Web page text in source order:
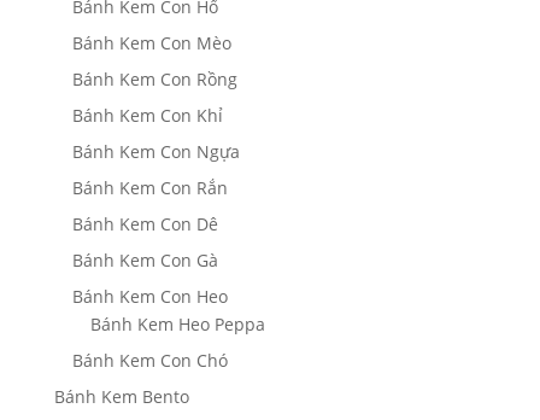
Bánh Kem Con Hổ
Bánh Kem Con Mèo
Bánh Kem Con Rồng
Bánh Kem Con Khỉ
Bánh Kem Con Ngựa
Bánh Kem Con Rắn
Bánh Kem Con Dê
Bánh Kem Con Gà
Bánh Kem Con Heo
Bánh Kem Heo Peppa
Bánh Kem Con Chó
Bánh Kem Bento